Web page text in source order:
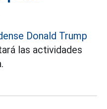
Donald Trump
las actividades